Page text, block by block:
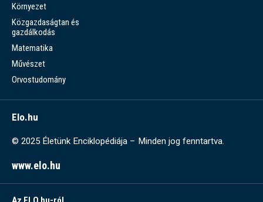
Környezet
Közgazdaságtan és
gazdálkodás
Matematika
Művészet
Orvostudomány
Elo.hu
© 2025 Életünk Enciklopédiája – Minden jog fenntartva.
www.elo.hu